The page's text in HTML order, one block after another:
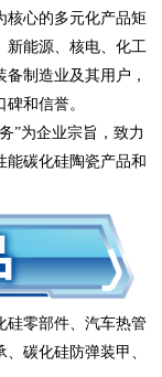
核心的多元化产品矩
新能源、核电、化工
制造业及其用户，
和信誉。
”为企业宗旨，致力
能碳化硅陶瓷产品和
硅零部件、汽车热管
碳化硅防弹装甲、